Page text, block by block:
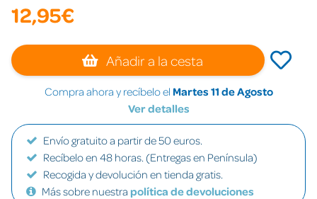
12,95€
Añadir a la cesta
Compra ahora y recíbelo el Martes 11 de Agosto
Ver detalles
Envío gratuito a partir de 50 euros.
Recíbelo en 48 horas. (Entregas en Península)
Recogida y devolución en tienda gratis.
Más sobre nuestra política de devoluciones